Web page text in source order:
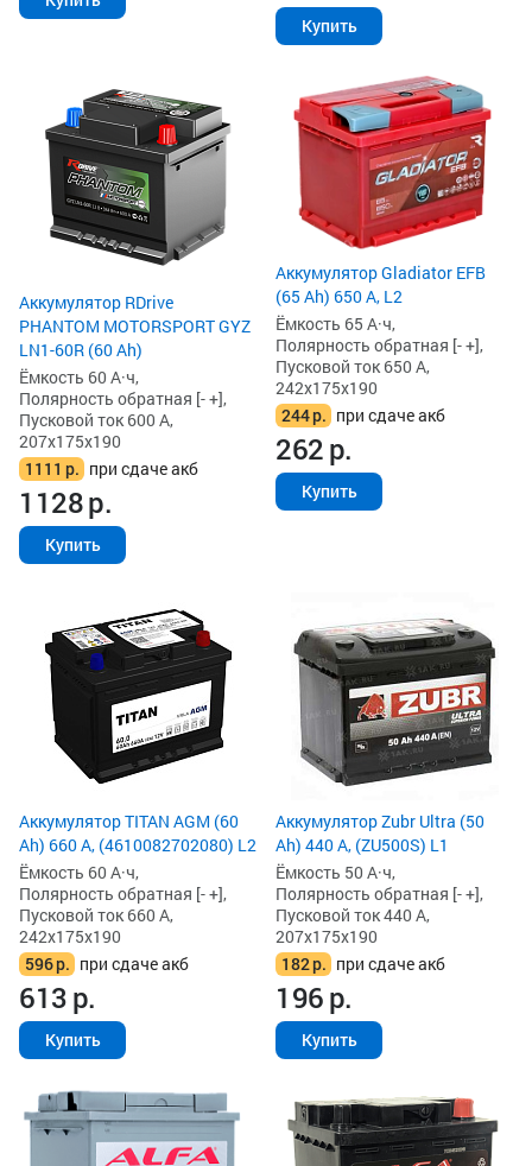
Купить
Аккумулятор RDrive
PHANTOM MOTORSPORT GYZ
LN1-60R (60 Ah)
Ёмкость 60 А·ч,
Полярность обратная [- +],
Пусковой ток 600 А,
207x175x190
1111 р. при сдаче акб
1128р.
Купить
Аккумулятор Gladiator EFB
(65 Ah) 650 А, L2
Ёмкость 65 А·ч,
Полярность обратная [- +],
Пусковой ток 650 А,
242x175x190
244р. при сдаче акб
262р.
Купить
Аккумулятор TITAN AGM (60
Ah) 660 А, (4610082702080) L2
Ёмкость 60 А·ч,
Полярность обратная [- +],
Пусковой ток 660 А,
242x175x190
596р. при сдаче акб
613р.
Купить
Аккумулятор Zubr Ultra (50
Ah) 440 А, (ZU500S) L1
Ёмкость 50 А·ч,
Полярность обратная [- +],
Пусковой ток 440 А,
207x175x190
182р. при сдаче акб
196р.
Купить